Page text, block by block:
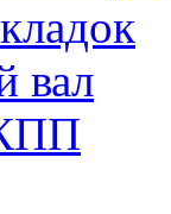
вал